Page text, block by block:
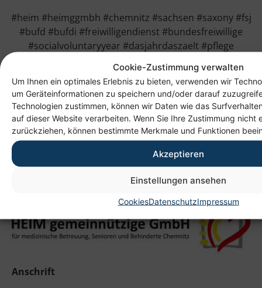
Cookie-Zustimmung verwalten
Um Ihnen ein optimales Erlebnis zu bieten, verwenden wir
um Geräteinformationen zu speichern und/oder darauf
Technologien zustimmen, können wir Daten wie das
auf dieser Website verarbeiten. Wenn Sie Ihre Zustimmung nicht
zurückziehen, können bestimmte Merkmale und Funktionen
Akzeptieren
Einstellungen ansehen
CookiesDatenschutzImpressum
#heim #heimggmbh #chemnitz #sachsen #saxony #fsj
#bufd #bufdi #freiwilligendienst #bundesfreiwillige
#socialvoluntaryyear #dasjahrdaszaelt #pflege
#gemeinsam #sozial #engagiert #together #social
#commited
Anschrift